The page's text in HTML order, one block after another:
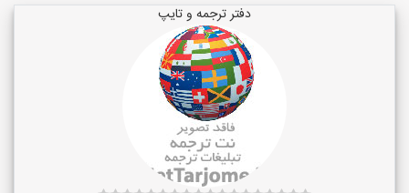
دفتر ترجمه و تایپ